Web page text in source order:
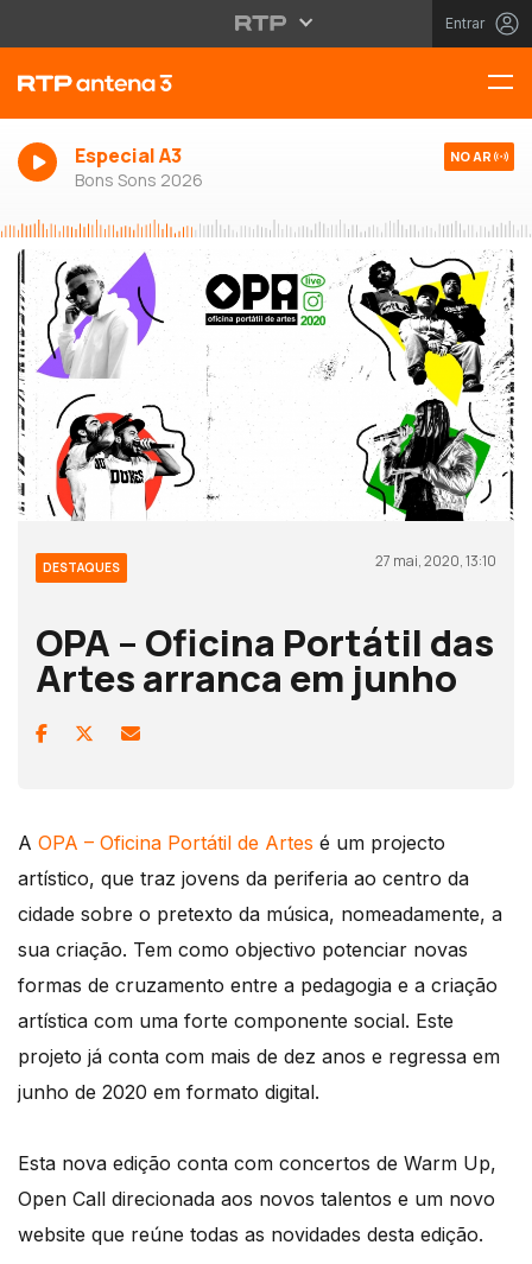
Entrar
Especial A3
Bons Sons 2026
NO AR
DESTAQUES 27 mai, 2020, 13:10
OPA – Oficina Portátil das
Artes arranca em junho
A OPA – Oficina Portátil de Artes é um projecto
artístico, que traz jovens da periferia ao centro da
cidade sobre o pretexto da música, nomeadamente, a
sua criação. Tem como objectivo potenciar novas
formas de cruzamento entre a pedagogia e a criação
artística com uma forte componente social. Este
projeto já conta com mais de dez anos e regressa em
junho de 2020 em formato digital.
Esta nova edição conta com concertos de Warm Up,
Open Call direcionada aos novos talentos e um novo
website que reúne todas as novidades desta edição.